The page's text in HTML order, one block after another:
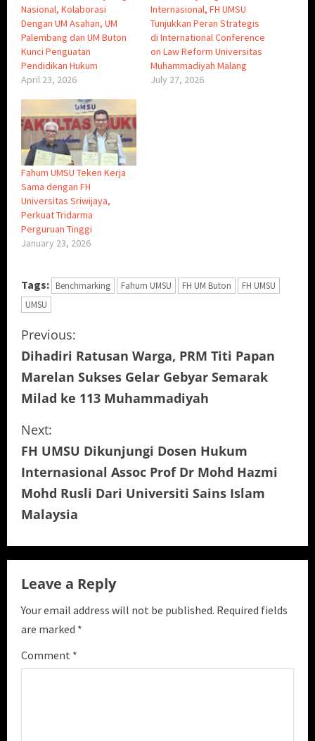
Nasional, Kolaborasi
Dengan UM Asahan, UM
Palembang dan UM Buton
Kunci Penguatan
Pendidikan Hukum
April 23, 2026
Internasional, FH UMSU
Tunjukkan Peran Strategis
di International Conference
on Law Reform Universitas
Muhammadiyah Malang
July 27, 2026
Fahum UMSU Teken Kerja
Sama dengan FH
Universitas Sriwijaya,
Perkuat Tridarma
Perguruan Tinggi
January 23, 2026
Tags: Benchmarking Fahum UMSU FH UM Buton
FH UMSU
UMSU
C
o
n
t
i
n
u
e
R
e
a
d
Previous:
Dihadiri Ratusan Warga, PRM Titi Papan
Marelan Sukses Gelar Gebyar Semarak
Milad ke 113 Muhammadiyah
Next:
FH UMSU Dikunjungi Dosen Hukum
Internasional Assoc Prof Dr Mohd Hazmi
Mohd Rusli Dari Universiti Sains Islam
Malaysia
Leave a Reply
Your email address will not be published. Required fields
are marked *
Comment *